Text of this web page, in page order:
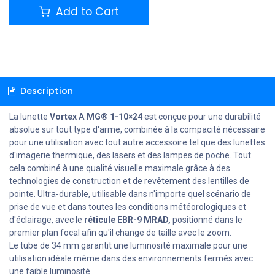
Add to Cart
Description
La lunette VortexA MG® 1-10×24est conçue pour une durabilité
absolue sur tout type d'arme, combinée à la compacité nécessaire
pour une utilisation avec tout autre accessoire tel que des lunettes
d'imagerie thermique, des lasers et des lampes de poche. Tout
cela combiné à une qualité visuelle maximale grâce à des
technologies de construction et de revêtement des lentilles de
pointe. Ultra-durable, utilisable dans n'importe quel scénario de
prise de vue et dans toutes les conditions météorologiques et
d'éclairage, avec le réticule EBR-9 MRAD, positionné dans le
premier plan focal afin qu'il change de taille avec le zoom.
Le tube de 34 mm garantit une luminosité maximale pour une
utilisation idéale même dans des environnements fermés avec
une faible luminosité.